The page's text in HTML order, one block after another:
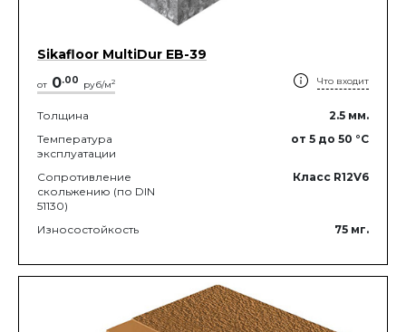
Sikafloor MultiDur EB-39
от 0.00 руб/м2 Что входит
Толщина 2.5 мм.
Температура
эксплуатации
от 5 до 50 °C
Сопротивление
скольжению (по DIN
51130)
Класс R12V6
Износостойкость 75 мг.